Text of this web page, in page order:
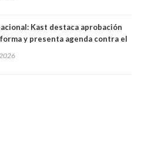
Insulza lamentó decisión
Kast destaca aprobación
y presenta agenda contra el